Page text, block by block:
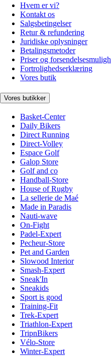
Hvem er vi?
Kontakt os
Salgsbetingelser
Retur & refundering
Juridiske oplysninger
Betalingsmetoder
Priser og
Fortrolighedserklæring
Vores butik
Vores butikker
Basket-Center
Daily Bikers
Direct Running
Direct-Volley
Espace Golf
Galop Store
Golf and co
Handball-Store
House of Rugby
La sellerie de Maé
Made in Paradis
Nauti-wave
On-Fight
Padel-Expert
Pecheur-Store
Pet and Garden
Slowood Interior
Smash-Expert
Sneak'In
Sneakids
Sport is good
Training-Fit
Trek-Expert
Triathlon-Expert
TripnBikers
Vélo-Store
Winter-Expert